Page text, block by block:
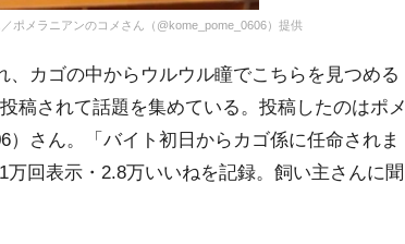
ポメラニアンのコメさん（@kome_pome_0606）提供
カゴの中からウルウル瞳でこちらを見つめる
稿されて話題を集めている。投稿したのはポメ
）さん。「バイト初日からカゴ係に任命されま
回表示・2.8万いいねを記録。飼い主さんに聞